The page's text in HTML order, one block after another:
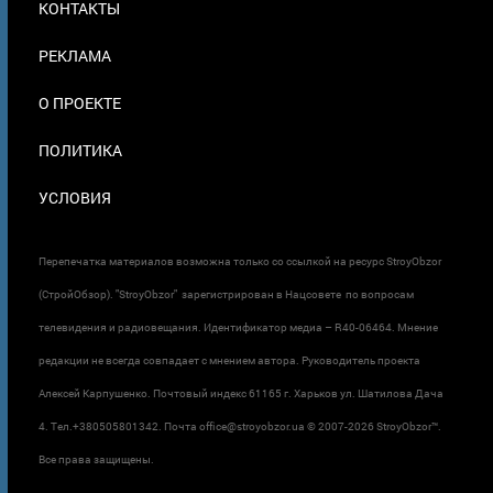
В
КОНТАКТЫ
РЕКЛАМА
О ПРОЕКТЕ
ПОЛИТИКА
УСЛОВИЯ
Перепечатка материалов возможна только со ссылкой на ресурс StroyObzor
(СтройОбзор). "StroyObzor" зарегистрирован в Нацсовете по вопросам
телевидения и радиовещания. Идентификатор медиа – R40-06464. Мнение
редакции не всегда совпадает с мнением автора. Руководитель проекта
Алексей Карпушенко. Почтовый индекс 61165 г. Харьков ул. Шатилова Дача
4. Тел.+380505801342. Почта office@stroyobzor.ua © 2007-2026 StroyObzor™.
Все права защищены.